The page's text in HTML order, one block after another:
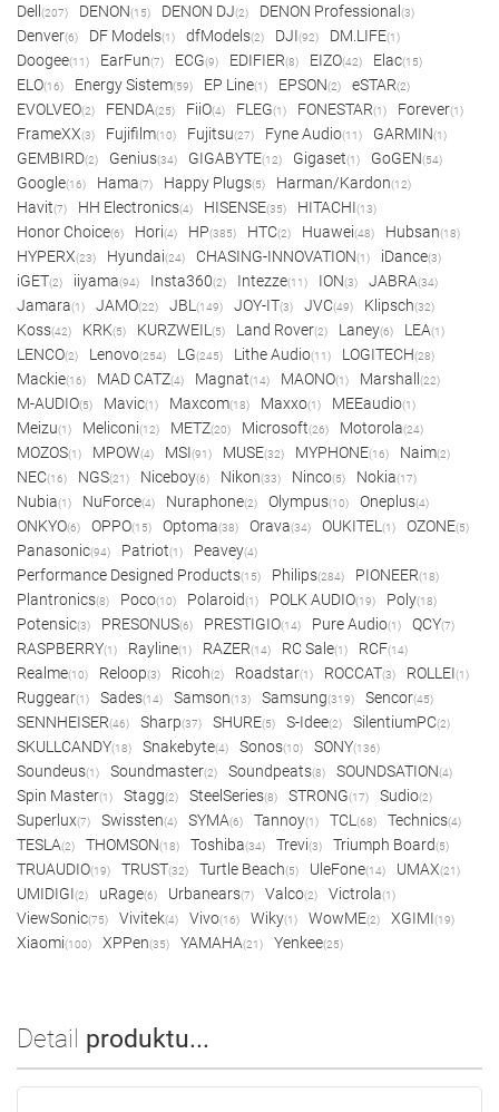
Dell (207) DENON(15) DENON DJ(2) DENON Professional (3)
Denver(6) DF Models(1) dfModels(2) DJI(92) DM.LIFE(1)
Doogee(11) EarFun(7) ECG(9) EDIFIER(8) EIZO(42) Elac(15)
ELO(16) Energy Sistem(59) EP Line(1) EPSON(2) eSTAR(2)
EVOLVEO(2) FENDA(25) FiiO(4) FLEG(1) FONESTAR(1) Forever(1)
FrameXX(3) Fujifilm(10) Fujitsu(27) Fyne Audio(11) GARMIN(1)
GEMBIRD(2) Genius(34) GIGABYTE(12) Gigaset(1) GoGEN(54)
Google(16) Hama(7) Happy Plugs(5) Harman/Kardon(12)
Havit(7) HH Electronics(4) HISENSE(35) HITACHI(13)
Honor Choice(6) Hori(4) HP(385) HTC(2) Huawei(48) Hubsan(18)
HYPERX(23) Hyundai(24) CHASING-INNOVATION(1) iDance(3)
iGET(2) iiyama(94) Insta360(2) Intezze(11) ION(3) JABRA(34)
Jamara(1) JAMO(22) JBL (149) JOY-IT(3) JVC(49) Klipsch(32)
Koss(42) KRK(5) KURZWEIL (5) Land Rover(2) Laney(6) LEA(1)
LENCO(2) Lenovo(254) LG(245) Lithe Audio(11) LOGITECH(28)
Mackie(16) MAD CATZ(4) Magnat(14) MAONO(1) Marshall (22)
M-AUDIO(5) Mavic(1) Maxcom(18) Maxxo(1) MEEaudio(1)
Meizu(1) Meliconi(12) METZ(20) Microsoft(26) Motorola(24)
MOZOS(1) MPOW(4) MSI(91) MUSE(32) MYPHONE(16) Naim(2)
NEC(16) NGS(21) Niceboy(6) Nikon(33) Ninco(5) Nokia(17)
Nubia(1) NuForce(4) Nuraphone(2) Olympus(10) Oneplus(4)
ONKYO(6) OPPO(15) Optoma(38) Orava(34) OUKITEL (1) OZONE(5)
Panasonic(94) Patriot(1) Peavey(4)
Performance Designed Products(15) Philips(284) PIONEER(18)
Plantronics(8) Poco(10) Polaroid(1) POLK AUDIO(19) Poly(18)
Potensic(3) PRESONUS(6) PRESTIGIO(14) Pure Audio(1) QCY(7)
RASPBERRY(1) Rayline(1) RAZER(14) RC Sale(1) RCF(14)
Realme(10) Reloop(3) Ricoh(2) Roadstar(1) ROCCAT(3) ROLLEI(1)
Ruggear(1) Sades(14) Samson(13) Samsung(319) Sencor(45)
SENNHEISER(46) Sharp(37) SHURE(5) S-Idee(2) SilentiumPC(2)
SKULLCANDY(18) Snakebyte(4) Sonos(10) SONY(136)
Soundeus(1) Soundmaster(2) Soundpeats(8) SOUNDSATION(4)
Spin Master(1) Stagg(2) SteelSeries(8) STRONG(17) Sudio(2)
Superlux(7) Swissten(4) SYMA(6) Tannoy(1) TCL (68) Technics(4)
TESLA(2) THOMSON(18) Toshiba(34) Trevi(3) Triumph Board(5)
TRUAUDIO(19) TRUST(32) Turtle Beach(5) UleFone(14) UMAX(21)
UMIDIGI(2) uRage(6) Urbanears(7) Valco(2) Victrola(1)
ViewSonic(75) Vivitek(4) Vivo(16) Wiky(1) WowME(2) XGIMI(19)
Xiaomi(100) XPPen(35) YAMAHA(21) Yenkee(25)
Detail produktu...